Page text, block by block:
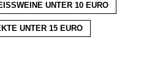
UNTER 10 EURO
UNTER 15 EURO